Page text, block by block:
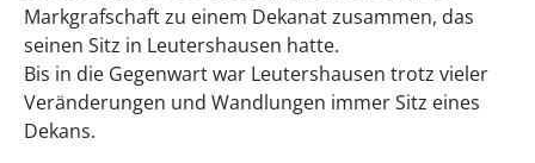
Markgrafschaft zu einem Dekanat zusammen, das
seinen Sitz in Leutershausen hatte.
Bis in die Gegenwart war Leutershausen trotz vieler
Veränderungen und Wandlungen immer Sitz eines
Dekans.